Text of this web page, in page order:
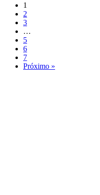
1
2
3
…
5
6
7
Próximo »